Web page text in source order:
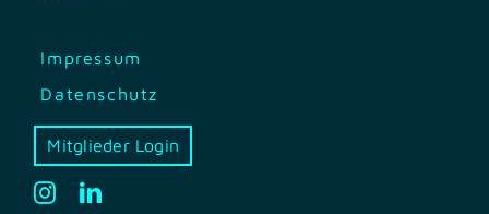
Impressum
Datenschutz
Mitglieder Login